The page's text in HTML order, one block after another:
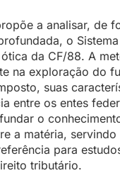
a analisar, de
o
da CF/88. A
na exploração do
suas
entre os entes
o
a matéria, servindo
para
tributário.